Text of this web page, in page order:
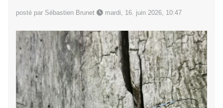
posté par Sébastien Brunet mardi, 16. juin 2026, 10:47